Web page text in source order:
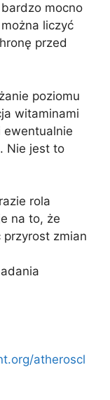
mocno
liczyć
przed
poziomu
witaminami
ewentualnie
Nie jest to
rola
na to, że
zmian
atheroscl